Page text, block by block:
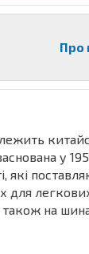
Про
у
які
для
також на